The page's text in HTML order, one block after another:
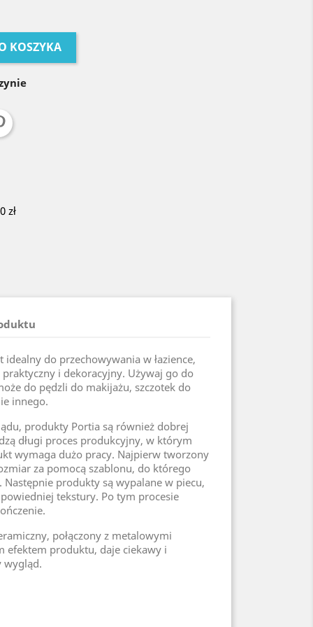
KOSZYKA
zł
idealny do przechowywania w łazience,
i dekoracyjny. Używaj go do
do pędzli do makijażu, szczotek do
innego.
produkty Portia są również dobrej
długi proces produkcyjny, w którym
wymaga dużo pracy. Najpierw tworzony
za pomocą szablonu, do którego
Następnie produkty są wypalane w piecu,
tekstury. Po tym procesie
połączony z metalowymi
efektem produktu, daje ciekawy i
wygląd.